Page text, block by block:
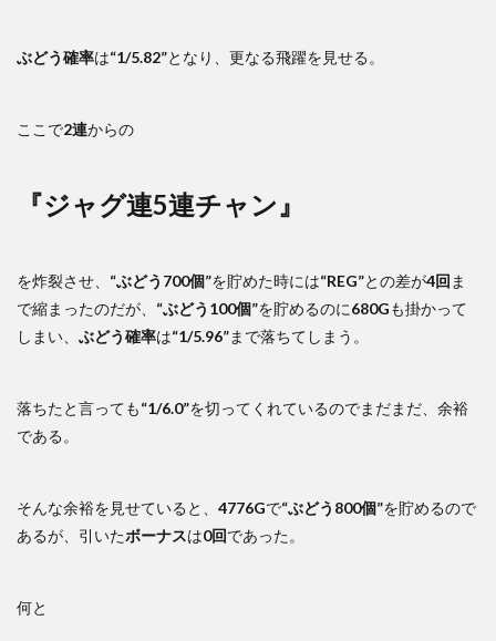
ぶどう確率は“1/5.82”となり、更なる飛躍を見せる。
ここで2連からの
『ジャグ連5連チャン』
を炸裂させ、 “ぶどう700個”を貯めた時には“REG”との差が4回 ま
で縮まったのだが、 “ぶどう100個”を貯めるのに680Gも掛かって
しまい、 ぶどう確率は“1/5.96”まで落ちてしまう。
落ちたと言っても“1/6.0”を切ってくれているのでまだまだ、余裕
である。
そんな余裕を見せていると、 4776Gで“ぶどう800個”を貯めるので
あるが、引いたボーナスは0回であった。
何と